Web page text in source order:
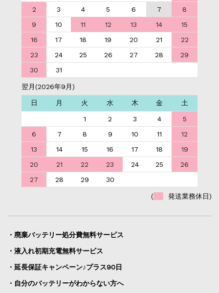
2
3 4 5 6 7
8
9
10 11 12 13 14
15
16
17 18 19 20 21
22
23
24 25 26 27 28
29
30
31
翌月(2026年9月)
日 月 火 水 木 金 土
1 2 3 4
5
6
7 8 9 10 11
12
13
14 15 16 17 18
19
20
21 22 23 24 25
26
27
28 29 30
( 発送業務休日)
・廃棄バッテリー処分費無料サービス
・液入れ初期充電無料サービス
・延長保証キャンペーン♪プラス90日
・自分のバッテリーがわからない方へ